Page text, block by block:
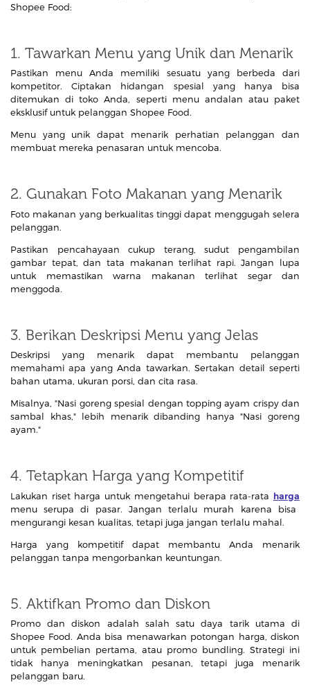
Shopee Food:
1. Tawarkan Menu yang Unik dan Menarik
Pastikan menu Anda memiliki sesuatu yang berbeda dari
kompetitor. Ciptakan hidangan spesial yang hanya bisa
ditemukan di toko Anda, seperti menu andalan atau paket
eksklusif untuk pelanggan Shopee Food.
Menu yang unik dapat menarik perhatian pelanggan dan
membuat mereka penasaran untuk mencoba.
2. Gunakan Foto Makanan yang Menarik
Foto makanan yang berkualitas tinggi dapat menggugah selera
pelanggan.
Pastikan pencahayaan cukup terang, sudut pengambilan
gambar tepat, dan tata makanan terlihat rapi. Jangan lupa
untuk memastikan warna makanan terlihat segar dan
menggoda.
3. Berikan Deskripsi Menu yang Jelas
Deskripsi yang menarik dapat membantu pelanggan
memahami apa yang Anda tawarkan. Sertakan detail seperti
bahan utama, ukuran porsi, dan cita rasa.
Misalnya, "Nasi goreng spesial dengan topping ayam crispy dan
sambal khas," lebih menarik dibanding hanya "Nasi goreng
ayam."
4. Tetapkan Harga yang Kompetitif
Lakukan riset harga untuk mengetahui berapa rata-rata harga
menu serupa di pasar. Jangan terlalu murah karena bisa
mengurangi kesan kualitas, tetapi juga jangan terlalu mahal.
Harga yang kompetitif dapat membantu Anda menarik
pelanggan tanpa mengorbankan keuntungan.
5. Aktifkan Promo dan Diskon
Promo dan diskon adalah salah satu daya tarik utama di
Shopee Food. Anda bisa menawarkan potongan harga, diskon
untuk pembelian pertama, atau promo bundling. Strategi ini
tidak hanya meningkatkan pesanan, tetapi juga menarik
pelanggan baru.